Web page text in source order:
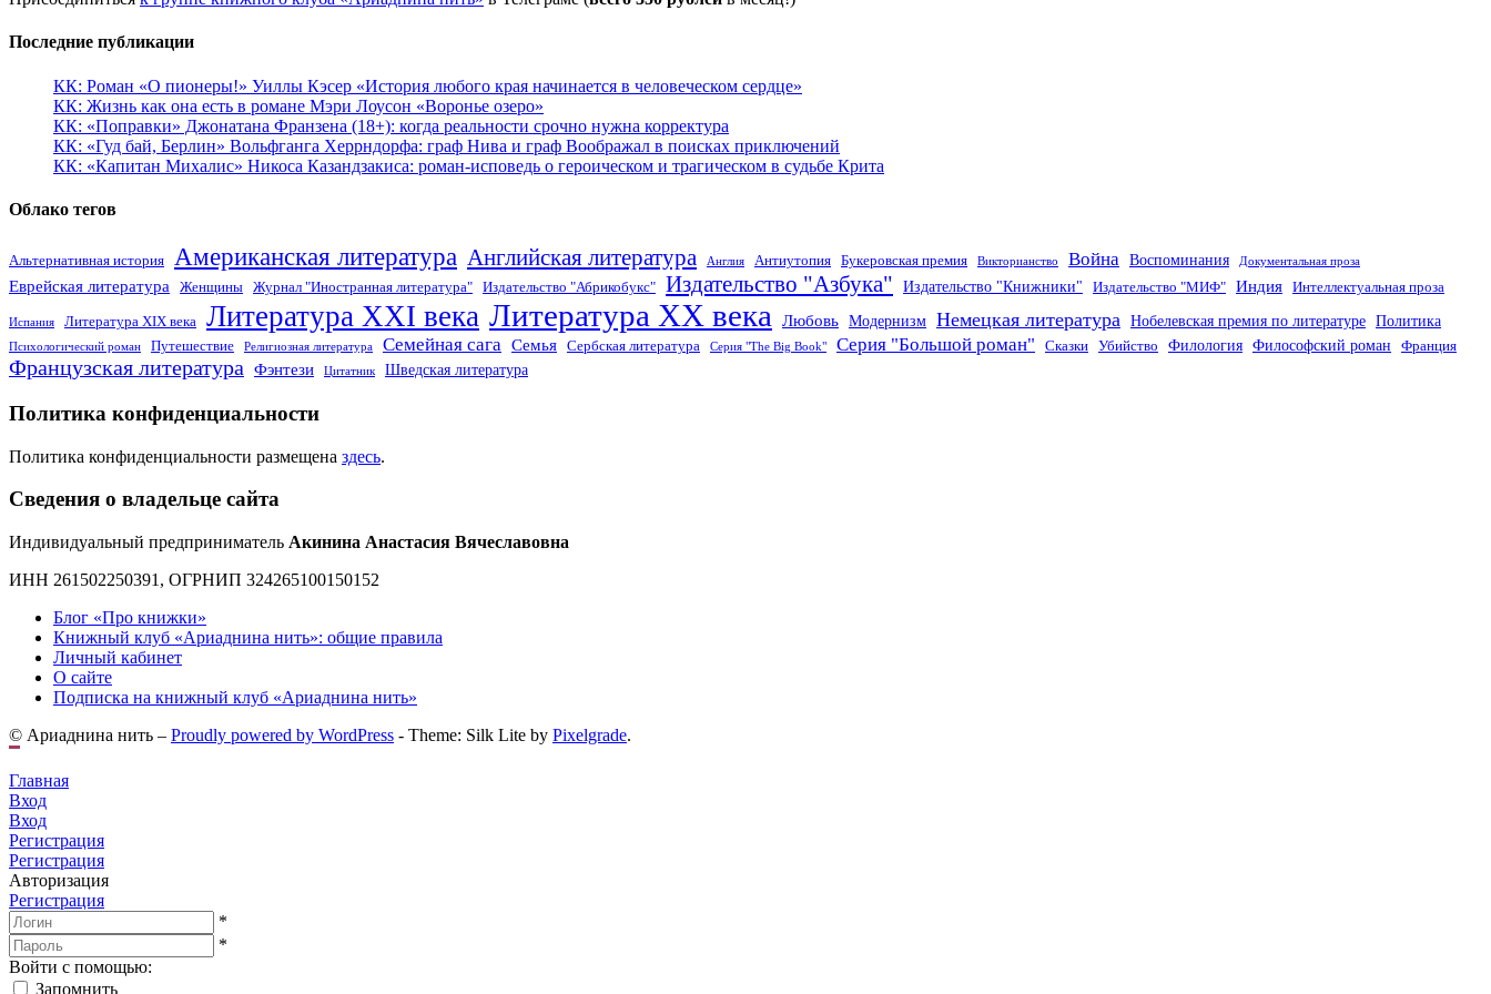
Последние публикации
КК: Роман «О пионеры!» Уиллы Кэсер «История любого края начинается в человеческом сердце»
КК: Жизнь как она есть в романе Мэри Лоусон «Воронье озеро»
КК: «Поправки» Джонатана Франзена (18+): когда реальности срочно нужна корректура
КК: «Гуд бай, Берлин» Вольфганга Херрндорфа: граф Нива и граф Воображал в поисках приключений
КК: «Капитан Михалис» Никоса Казандзакиса: роман-исповедь о героическом и трагическом в судьбе Крита
Облако тегов
Альтернативная история Американская литература Английская литература Англия Антиутопия Букеровская премия Викторианство Война Воспоминания Документальная проза
Еврейская литература Женщины Журнал "Иностранная литература" Издательство "Абрикобукс" Издательство "Азбука" Издательство "Книжники" Издательство "МИФ" Индия Интеллектуальная проза
Испания Литература XIX века Литература XXI века Литература XX века Любовь Модернизм Немецкая литература Нобелевская премия по литературе Политика
Психологический роман Путешествие Религиозная литература Семейная сага Семья Сербская литература Серия "The Big Book" Серия "Большой роман" Сказки Убийство Филология Философский роман Франция
Французская литература Фэнтези Цитатник Шведская литература
Политика конфиденциальности
Политика конфиденциальности размещена здесь.
Сведения о владельце сайта
Индивидуальный предприниматель Акинина Анастасия Вячеславовна
ИНН 261502250391, ОГРНИП 324265100150152
Блог «Про книжки»
Книжный клуб «Ариаднина нить»: общие правила
Личный кабинет
О сайте
Подписка на книжный клуб «Ариаднина нить»
© Ариаднина нить – Proudly powered by WordPress - Theme: Silk Lite by Pixelgrade.
Главная
Вход
Вход
Регистрация
Регистрация
Авторизация
Регистрация
*
*
Войти с помощью:
Запомнить